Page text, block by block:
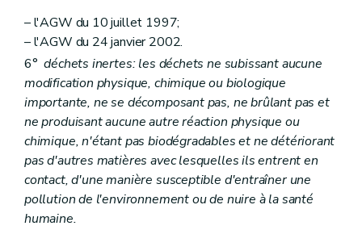
Section 4 Société publique à forme commerciale
Art. 39
Section 5 Echantillonnages et analysés
Art. 40
Chapitre VII Dispositions fonctionnelles
Section première Statistiques et renseignements
Art. 29
Art. 30
Art. 31
Art. 32
Section 2 Commission des déchets
Art. 33
Section 3 Office wallon des Déchets
Art. 34
– l'AGW du 10 juillet 1997;
– l'AGW du 24 janvier 2002.
6°déchets inertes: les déchets ne subissant aucune
modification physique, chimique ou biologique
importante, ne se décomposant pas, ne brûlant pas et
ne produisant aucune autre réaction physique ou
chimique, n'étant pas biodégradables et ne détériorant
pas d'autres matières avec lesquelles ils entrent en
contact, d'une manière susceptible d'entraîner une
pollution de l'environnement ou de nuire à la santé
humaine.